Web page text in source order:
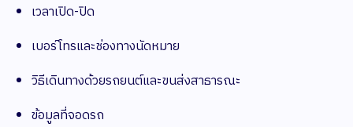
เวลาเปิด-ปิด
เบอร์โทรและช่องทางนัดหมาย
วิธีเดินทางด้วยรถยนต์และขนส่งสาธารณะ
ข้อมูลที่จอดรถ